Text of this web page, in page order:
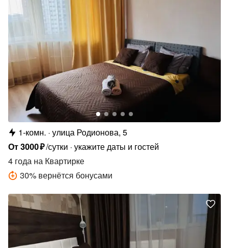
1-комн. улица Родионова, 5
От3000₽/сутки укажите даты и гостей
4 года на Квартирке
30% вернётся бонусами